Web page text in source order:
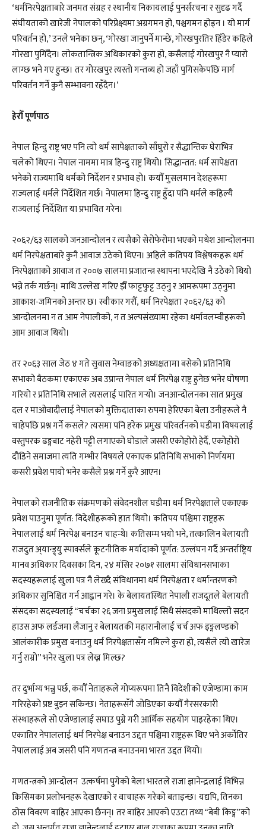
‘धर्मनिरपेक्षताबारे जनमत संग्रह र स्थानीय निकायलाई पुनर्संरचना र सुदृढ गर्दै
संघीयताको खारेजी नेपालको परिप्रेक्ष्यमा अग्रगमन हो, पश्चगमन होइन । यो मार्ग
परिवर्तन हो,’ उनले भनेका छन्, ‘गोरखा जानुपर्ने मान्छे, गोरखपुरतिर हिँडेर कहिले
गोरखा पुगिँदैन। लोकतान्त्रिक अधिकारको कुरा हो, कसैलाई गोरखपुर नै प्यारो
लाग्छ भने गए हुन्छ। तर गोरखपुर त्यस्तो गन्तव्य हो जहाँ पुगिसकेपछि मार्ग
परिवर्तन गर्ने कुनै सम्भावना रहँदैन।’
हेरौँ पूर्णपाठ
नेपाल हिन्दु राष्ट्र भए पनि त्यो धर्म सापेक्षताको साँघुरो र सैद्धान्तिक घेराभित्र
चलेको थिएन। नेपाल नाममा मात्र हिन्दु राष्ट्र थियो। सिद्धान्तत: धर्म सापेक्षता
भनेको राज्यमाथि धर्मको निर्देशन र प्रभाव हो। कयौँ मुसलमान देशहरूमा
राज्यलाई धर्मले निर्देशित गर्छ। नेपालमा हिन्दु राष्ट्र हुँदा पनि धर्मले कहिल्यै
राज्यलाई निर्देशित या प्रभावित गरेन।
२०६२/६३ सालको जनआन्दोलन र त्यसैको सेरोफेरोमा भएको मधेश आन्दोलनमा
धर्म निरपेक्षताबारे कुनै आवाज उठेको थिएन। अहिले कतिपय विश्लेषकहरू धर्म
निरपेक्षताको आवाज त २००७ सालमा प्रजातन्त्र स्थापना भएदेखि नै उठेको थियो
भन्ने तर्क गर्छन्। माथि उल्लेख गरिए झैँ फाट्टफुट्ट उठ्नु र आमरूपमा उठ्नुमा
आकाश-जमिनको अन्तर छ। स्वीकार गरौँ, धर्म निरपेक्षता २०६२/६३ को
आन्दोलनमा न त आम नेपालीको, न त अल्पसंख्यामा रहेका धर्मावलम्वीहरूको
आम आवाज थियो।
तर २०६३ साल जेठ ४ गते सुवास नेम्वाङको अध्यक्षतामा बसेको प्रतिनिधि
सभाको बैठकमा एकाएक अब उप्रान्त नेपाल धर्म निरपेक्ष राष्ट्र हुनेछ भनेर घोषणा
गरियो र प्रतिनिधि सभाले त्यसलाई पारित गऱ्यो। जनआन्दोलनका सात प्रमुख
दल र माओवादीलाई नेपालको मुक्तिदाताका रुपमा हेरिएका बेला उनीहरूले नै
चाहेपछि प्रश्न गर्ने कसले? त्यसमा पनि हरेक प्रमुख परिवर्तनको घडीमा विषयलाई
वस्तुपरक ढङ्गबाट नहेरी पट्टी लगाएको घोडाले जसरी एकोहोरो हेर्दै, एकोहोरो
दौडिने समाजमा त्यति गम्भीर विषयले एकाएक प्रतिनिधि सभाको निर्णयमा
कसरी प्रवेश पायो भनेर कसैले प्रश्न गर्ने कुरै आएन।
नेपालको राजनीतिक संक्रमणको संवेदनशील घडीमा धर्म निरपेक्षताले एकाएक
प्रवेश पाउनुमा पूर्णत: विदेशीहरूको हात थियो। कतिपय पश्चिमा राष्ट्रहरू
नेपाललाई धर्म निरपेक्ष बनाउन चाहन्थे। कतिसम्म भयो भने, तत्कालिन बेलायती
राजदुत अ्यान्ड्र्यु स्पार्क्सले कूटनीतिक मर्यादाको पूर्णत: उल्लंघन गर्दै अन्तर्राष्ट्रिय
मानव अधिकार दिवसका दिन, २४ मंसिर २०७१ सालमा संविधानसभाका
सदस्यहरूलाई खुला पत्र नै लेख्दै संविधानमा धर्म निरपेक्षता र धर्मान्तरणको
अधिकार सुनिश्चित गर्न आह्वान गरे। के बेलायतस्थित नेपाली राजदूतले बेलायती
संसदका सदस्यलाई “चर्चका २६ जना प्रमुखलाई सिधै संसदको माथिल्लो सदन
हाउस अफ लर्डजमा लैजानु र बेलायतकी महारानीलाई चर्च अफ इङ्गलण्डको
आलंकारीक प्रमुख बनाउनु धर्म निरपेक्षतासँग नमिल्ने कुरा हो, त्यसैले त्यो खारेज
गर्नु राम्रो” भनेर खुला पत्र लेख्न मिल्छ?
तर दुर्भाग्य भन्नु पर्छ, कयौँ नेताहरूले गोप्यरूपमा तिनै विदेशीको एजेण्डामा काम
गरिरहेको प्रष्ट बुझ्न सकिन्छ। नेताहरूसँगै जोडिएका कयौँ गैरसरकारी
संस्थाहरूले सो एजेण्डालाई सघाउ पुग्ने गरी आर्थिक सहयोग पाइरहेका थिए।
एकातिर नेपाललाई धर्म निरपेक्ष बनाउन उद्दत पश्चिमा राष्ट्रहरू थिए भने अर्कोतिर
नेपाललाई अब जसरी पनि गणतन्त्र बनाउनमा भारत उद्दत थियो।
गणतन्त्रको आन्दोलन उत्कर्षमा पुगेको बेला भारतले राजा ज्ञानेन्द्रलाई विभिन्न
किसिमका प्रलोभनहरू देखाएको र वाचाहरू गरेको बताइन्छ। यद्यपि, तिनका
ठोस विवरण बाहिर आएका छैनन्। तर बाहिर आएको एउटा तथ्य “बेबी किङ्ग”को